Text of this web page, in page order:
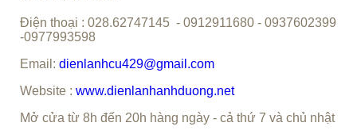
Điện thoại : 028.62747145 - 0912911680 - 0937602399
-0977993598
Email: dienlanhcu429@gmail.com
Website : www.dienlanhanhduong.net
Mở cửa từ 8h đến 20h hàng ngày - cả thứ 7 và chủ nhật